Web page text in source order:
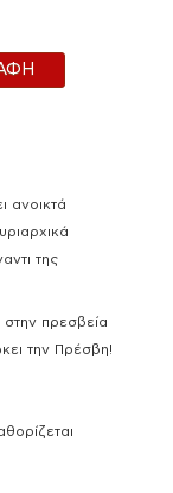
ανοικτά
της
στην πρεσβεία
την Πρέσβη!